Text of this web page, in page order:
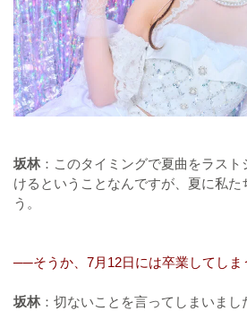
坂林：このタイミングで夏曲をラス
けるということなんですが、夏に私
う。
──そうか、7月12日には卒業してしま
坂林：切ないことを言ってしまいまし